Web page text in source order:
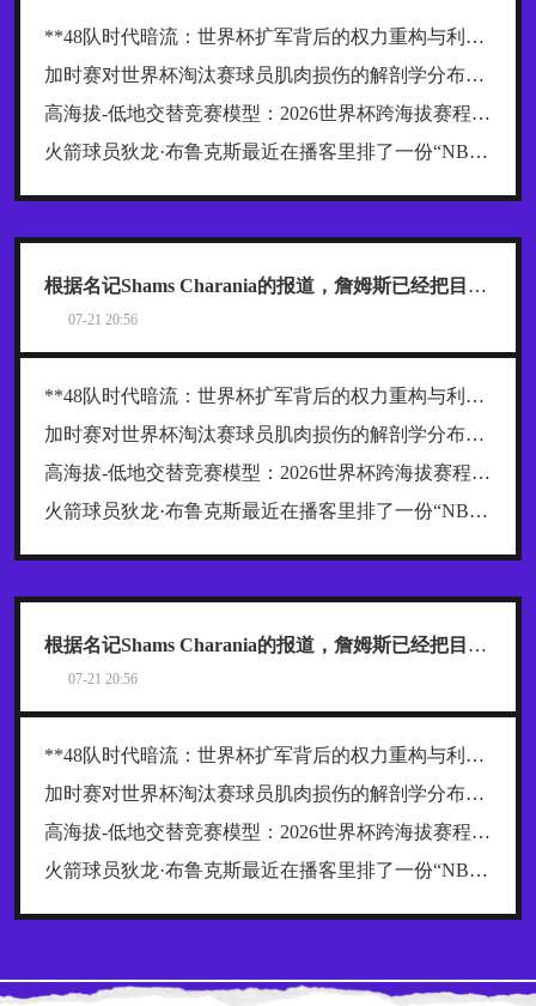
**48队时代暗流：世界杯扩军背后的权力重构与利益争夺战**
加时赛对世界杯淘汰赛球员肌肉损伤的解剖学分布规律及关键诱因探究
高海拔-低地交替竞赛模型：2026世界杯跨海拔赛程的生理极限阈值与恢复窗口分析
火箭球员狄龙·布鲁克斯最近在播客里排了一份“NBA五大抱怨大王”榜单，名单一出来，球迷就炸了
根据名记Shams Charania的报道，詹姆斯已经把目标范围缩小到了热火、骑士和76人这三支东部球队
07-21 20:56
**48队时代暗流：世界杯扩军背后的权力重构与利益争夺战**
加时赛对世界杯淘汰赛球员肌肉损伤的解剖学分布规律及关键诱因探究
高海拔-低地交替竞赛模型：2026世界杯跨海拔赛程的生理极限阈值与恢复窗口分析
火箭球员狄龙·布鲁克斯最近在播客里排了一份“NBA五大抱怨大王”榜单，名单一出来，球迷就炸了
根据名记Shams Charania的报道，詹姆斯已经把目标范围缩小到了热火、骑士和76人这三支东部球队
07-21 20:56
**48队时代暗流：世界杯扩军背后的权力重构与利益争夺战**
加时赛对世界杯淘汰赛球员肌肉损伤的解剖学分布规律及关键诱因探究
高海拔-低地交替竞赛模型：2026世界杯跨海拔赛程的生理极限阈值与恢复窗口分析
火箭球员狄龙·布鲁克斯最近在播客里排了一份“NBA五大抱怨大王”榜单，名单一出来，球迷就炸了